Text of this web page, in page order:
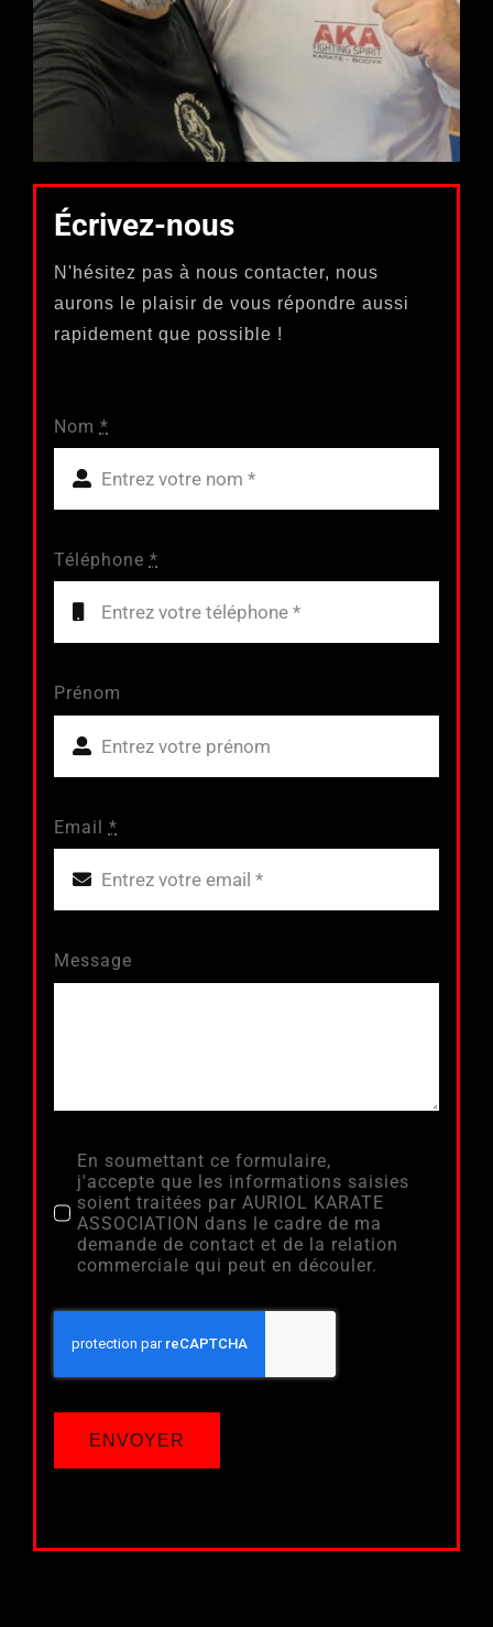
Écrivez-nous
N'hésitez pas à nous contacter, nous
aurons le plaisir de vous répondre aussi
rapidement que possible !
Nom *
Téléphone *
Prénom
Email *
Message
En soumettant ce formulaire,
j'accepte que les informations saisies
soient traitées par AURIOL KARATE
ASSOCIATION dans le cadre de ma
demande de contact et de la relation
commerciale qui peut en découler.
ENVOYER